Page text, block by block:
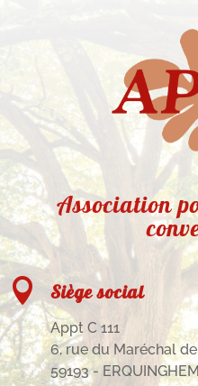
Association
 Siège social
Appt C 111
6, rue du Maréchal
59193 -